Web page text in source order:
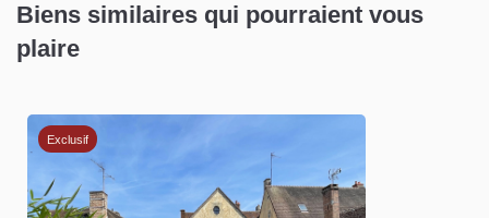
Biens similaires qui pourraient vous
plaire
Exclusif